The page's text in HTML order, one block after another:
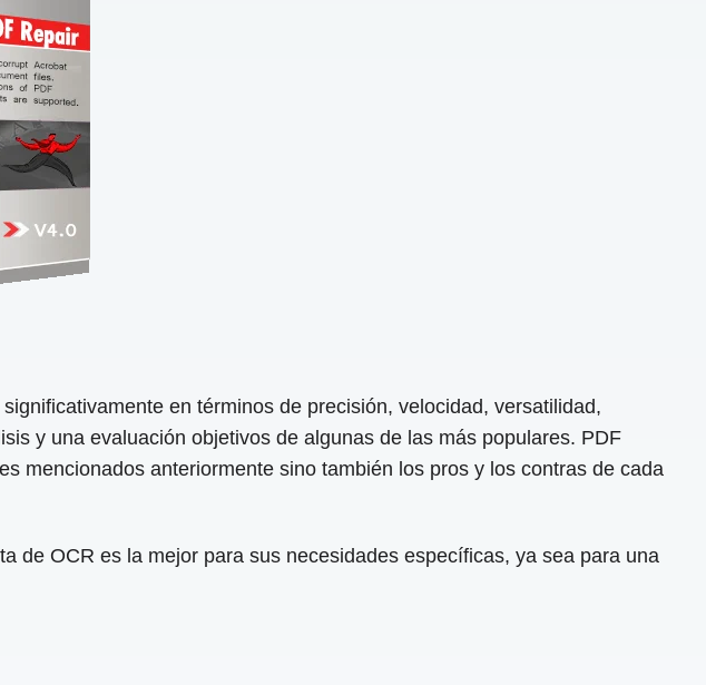
en términos de precisión, velocidad, versatilidad,
y una evaluación objetivos de algunas de las más populares. PDF
mencionados anteriormente sino también los pros y los contras de cada
de OCR es la mejor para sus necesidades específicas, ya sea para una